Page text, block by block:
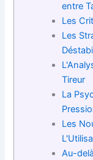
entre
Les
Les
Tireur
La
Les
Au-